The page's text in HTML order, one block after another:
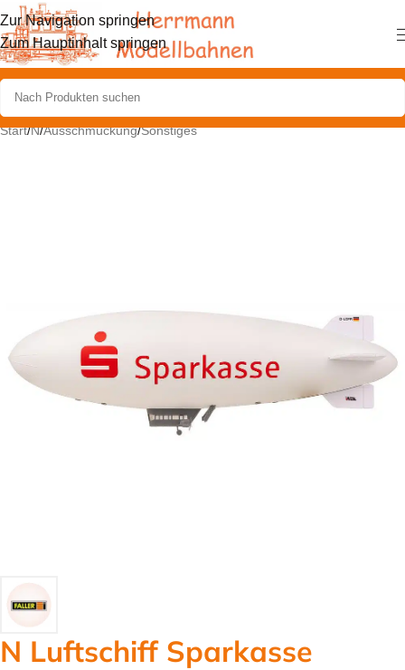
Zur Navigation springen
Zum Hauptinhalt springen
Start/N/Ausschmückung/Sonstiges
N Luftschiff Sparkasse